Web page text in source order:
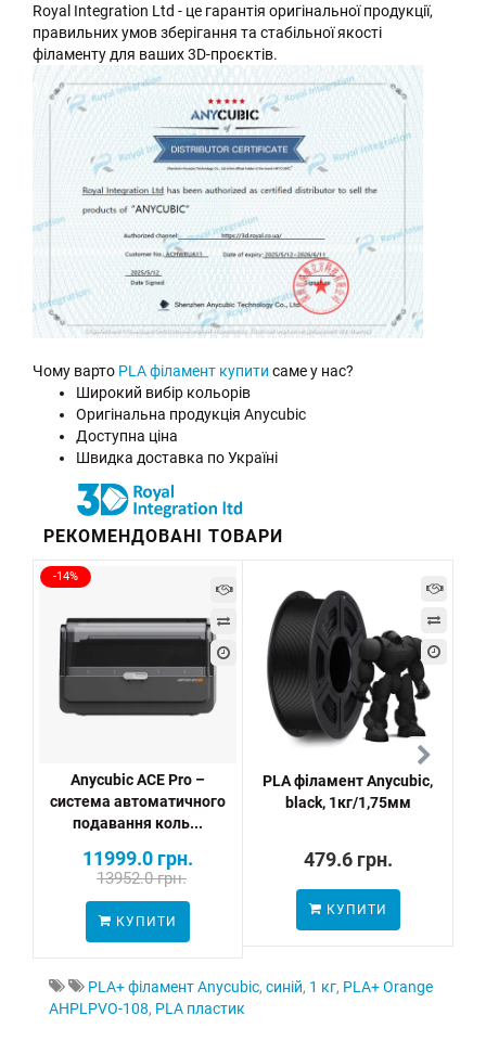
Royal Integration Ltd - це гарантія оригінальної продукції,
правильних умов зберігання та стабільної якості
філаменту для ваших 3D-проєктів.
Чому варто PLA філамент купити саме у нас?
Широкий вибір кольорів
Оригінальна продукція Anycubic
Доступна ціна
Швидка доставка по Україні
РЕКОМЕНДОВАНІ ТОВАРИ
-14%
Anycubic ACE Pro –
система автоматичного
подавання коль...
11999.0 грн.
13952.0 грн.
КУПИТИ
PLA філамент Anycubic,
black, 1кг/1,75мм
479.6 грн.
КУПИТИ
PLA+ філамент Anycubic, синій, 1 кг, PLA+ Orange
AHPLPVO-108, PLA пластик